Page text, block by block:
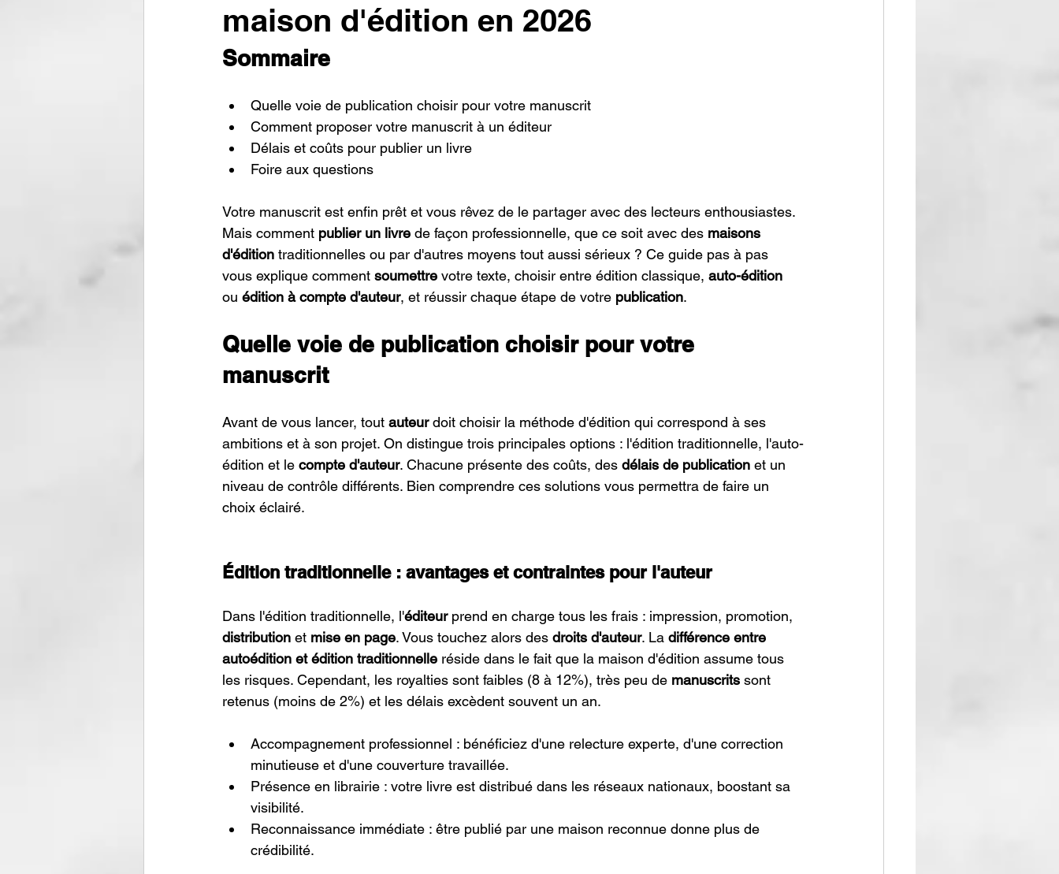
maison d'édition en 2026
Sommaire
Quelle voie de publication choisir pour votre manuscrit
Comment proposer votre manuscrit à un éditeur
Délais et coûts pour publier un livre
Foire aux questions
Votre manuscrit est enfin prêt et vous rêvez de le partager avec des lecteurs enthousiastes.
Mais comment publier un livre de façon professionnelle, que ce soit avec des maisons
d'édition traditionnelles ou par d'autres moyens tout aussi sérieux ? Ce guide pas à pas
vous explique comment soumettre votre texte, choisir entre édition classique, auto-édition
ou édition à compte d'auteur, et réussir chaque étape de votre publication.
Quelle voie de publication choisir pour votre
manuscrit
Avant de vous lancer, tout auteur doit choisir la méthode d'édition qui correspond à ses
ambitions et à son projet. On distingue trois principales options : l'édition traditionnelle, l'auto-
édition et le compte d'auteur. Chacune présente des coûts, des délais de publication et un
niveau de contrôle différents. Bien comprendre ces solutions vous permettra de faire un
choix éclairé.
Édition traditionnelle : avantages et contraintes pour l'auteur
Dans l'édition traditionnelle, l'éditeur prend en charge tous les frais : impression, promotion,
distribution et mise en page. Vous touchez alors des droits d'auteur. La différence entre
autoédition et édition traditionnelle réside dans le fait que la maison d'édition assume tous
les risques. Cependant, les royalties sont faibles (8 à 12%), très peu de manuscrits sont
retenus (moins de 2%) et les délais excèdent souvent un an.
Accompagnement professionnel : bénéficiez d'une relecture experte, d'une correction
minutieuse et d'une couverture travaillée.
Présence en librairie : votre livre est distribué dans les réseaux nationaux, boostant sa
visibilité.
Reconnaissance immédiate : être publié par une maison reconnue donne plus de
crédibilité.